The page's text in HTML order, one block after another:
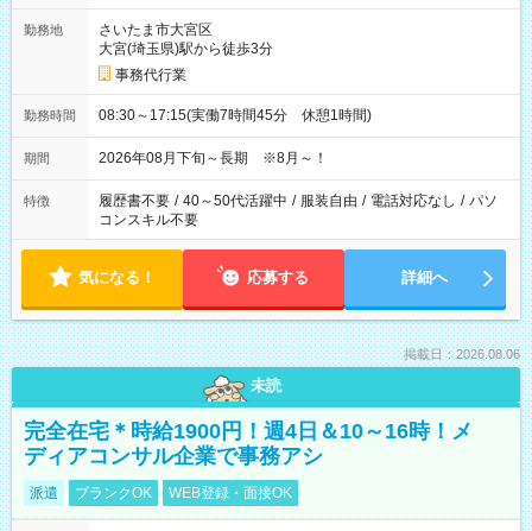
勤務地
さいたま市大宮区
大宮(埼玉県)駅から徒歩3分
事務代行業
勤務時間 08:30～17:15(実働7時間45分 休憩1時間)
期間 2026年08月下旬～長期 ※8月～！
特徴 履歴書不要 / 40～50代活躍中 / 服装自由 / 電話対応なし / パソ
コンスキル不要
気になる！ 応募する 詳細へ
掲載日：2026.08.06
未読
完全在宅＊時給1900円！週4日＆10～16時！メ
ディアコンサル企業で事務アシ
派遣 ブランクOK WEB登録・面接OK